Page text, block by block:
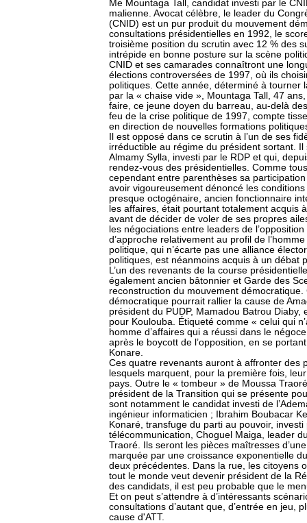
Me Mountaga Tall, candidat investi par le
malienne. Avocat célèbre, le leader du
(CNID) est un pur produit du mouvement
consultations présidentielles en 1992, le
troisième position du scrutin avec 12 % des
intrépide en bonne posture sur la scène
CNID et ses camarades connaîtront une
élections controversées de 1997, où ils
politiques. Cette année, déterminé à tourner
par la « chaise vide », Mountaga Tall, 47
faire, ce jeune doyen du barreau, au-delà
feu de la crise politique de 1997, compte
en direction de nouvelles formations
Il est opposé dans ce scrutin à l’un de ses
irréductible au régime du président sortant.
Almamy Sylla, investi par le RDP et qui,
rendez-vous des présidentielles. Comme
cependant entre parenthèses sa
avoir vigoureusement dénoncé les
presque octogénaire, ancien fonctionnaire
les affaires, était pourtant totalement acquis
avant de décider de voler de ses propres
les négociations entre leaders de
d’approche relativement au profil de
politique, qui n’écarte pas une alliance
politiques, est néanmoins acquis à un débat
L’un des revenants de la course
également ancien bâtonnier et Garde des
reconstruction du mouvement
démocratique pourrait rallier la cause de
président du PUDP, Mamadou Batrou
pour Koulouba. Étiqueté comme « celui qui
homme d’affaires qui a réussi dans le
après le boycott de l’opposition, en se
Konare.
Ces quatre revenants auront à affronter des
lesquels marquent, pour la première fois,
pays. Outre le « tombeur » de Moussa
président de la Transition qui se présente
sont notamment le candidat investi de
ingénieur informaticien ; Ibrahim Boubacar
Konaré, transfuge du parti au pouvoir,
télécommunication, Choguel Maiga, leader
Traoré. Ils seront les pièces maîtresses
marquée par une croissance exponentielle
deux précédentes. Dans la rue, les citoyens
tout le monde veut devenir président de la
des candidats, il est peu probable que le
Et on peut s’attendre à d’intéressants
consultations d’autant que, d’entrée en jeu,
cause d'ATT.